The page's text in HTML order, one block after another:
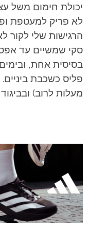
יכולת חימום משל
לא פריק למעטפת
הרגישות שלי לקור
סקי שמשיים עד
בסיסית אחת,
פליס כשכבת ביניים.
מעלות לרוב)